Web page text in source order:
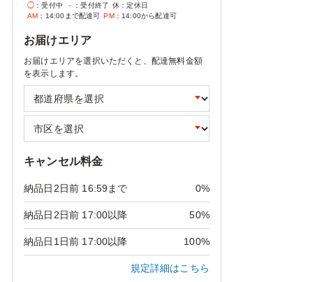
◯ ：受付中 － ：受付終了 休 ：定休日
AM ：14:00まで配達可 PM：14:00から配達可
お届けエリア
お届けエリアを選択いただくと、配達無料金額
を表示します。
キャンセル料金
納品日2日前 16:59まで 0%
納品日2日前 17:00以降 50%
納品日1日前 17:00以降 100%
規定詳細はこちら